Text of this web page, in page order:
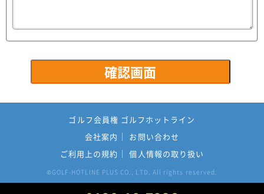
ゴルフ会員権 ゴルフホットライン
会社案内
お問い合わせ
ご利用上の規約
個人情報の取り扱い
© GOLF-HOTLINE PLUS CO., LTD. All rights reserved.